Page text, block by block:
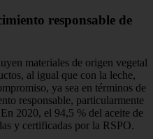
responsable de
materiales de origen vegetal
al igual que con la leche,
ya sea en términos de
responsable, particularmente
2020, el 94,5 % del aceite de
y certificadas por la RSPO.